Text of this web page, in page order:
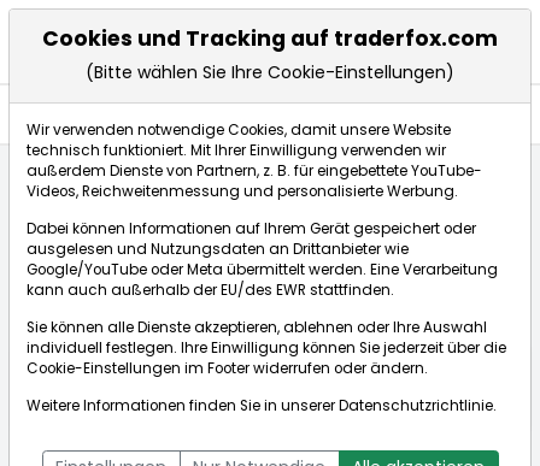
ANALYSE-FLASH: Jefferies belässt RWE auf 'Buy' - ...
dpa-AFX Compact
ÜBERSICHT DPA-AFX PROFEED
DPA-AFX COMPACT
NEWSBOT
Cookies und Tracking auf traderfox.com
(Bitte wählen Sie Ihre Cookie-Einstellungen)
Wir verwenden notwendige Cookies, damit unsere Website
technisch funktioniert. Mit Ihrer Einwilligung verwenden wir
außerdem Dienste von Partnern, z. B. für eingebettete YouTube-
Videos, Reichweitenmessung und personalisierte Werbung.
Dabei können Informationen auf Ihrem Gerät gespeichert oder
ausgelesen und Nutzungsdaten an Drittanbieter wie
Google/YouTube oder Meta übermittelt werden. Eine Verarbeitung
kann auch außerhalb der EU/des EWR stattfinden.
Sie können alle Dienste akzeptieren, ablehnen oder Ihre Auswahl
individuell festlegen. Ihre Einwilligung können Sie jederzeit über die
Cookie-Einstellungen im Footer widerrufen oder ändern.
Weitere Informationen finden Sie in unsererDatenschutzrichtlinie.